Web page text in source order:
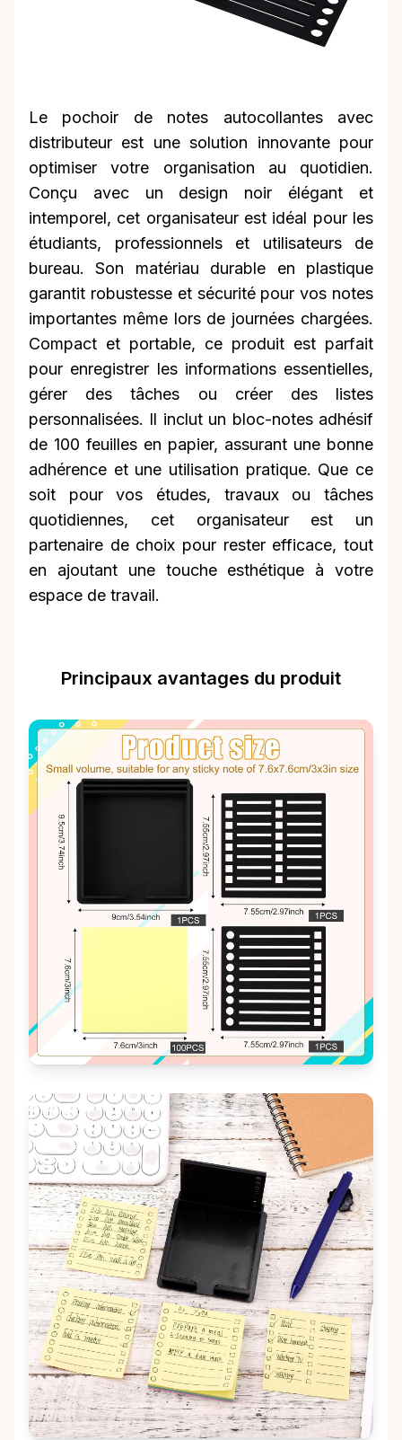
Le pochoir de notes autocollantes avec
distributeur est une solution innovante pour
optimiser votre organisation au quotidien.
Conçu avec un design noir élégant et
intemporel, cet organisateur est idéal pour les
étudiants, professionnels et utilisateurs de
bureau. Son matériau durable en plastique
garantit robustesse et sécurité pour vos notes
importantes même lors de journées chargées.
Compact et portable, ce produit est parfait
pour enregistrer les informations essentielles,
gérer des tâches ou créer des listes
personnalisées. Il inclut un bloc-notes adhésif
de 100 feuilles en papier, assurant une bonne
adhérence et une utilisation pratique. Que ce
soit pour vos études, travaux ou tâches
quotidiennes, cet organisateur est un
partenaire de choix pour rester efficace, tout
en ajoutant une touche esthétique à votre
espace de travail.
Principaux avantages du produit